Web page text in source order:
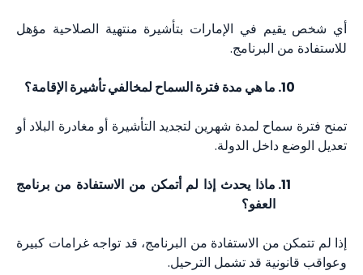
أي شخص يقيم في الإمارات بتأشيرة منتهية الصلاحية مؤهل
للاستفادة من البرنامج.
ما هي مدة فترة السماح لمخالفي تأشيرة الإقامة؟
تمنح فترة سماح لمدة شهرين لتجديد التأشيرة أو مغادرة البلاد أو
تعديل الوضع داخل الدولة.
ماذا يحدث إذا لم أتمكن من الاستفادة من برنامج
العفو؟
إذا لم تتمكن من الاستفادة من البرنامج، قد تواجه غرامات كبيرة
وعواقب قانونية قد تشمل الترحيل.